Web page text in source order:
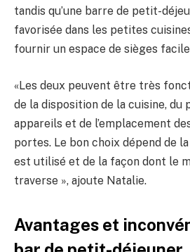
tandis qu’une barre de petit-
favorisée dans les petites
fournir un espace de sièges
«Les deux peuvent être très
de la disposition de la cuisine, du
appareils et de l’emplacement
portes. Le bon choix dépend de
est utilisé et de la façon dont le
traverse », ajoute Natalie.
Avantages et